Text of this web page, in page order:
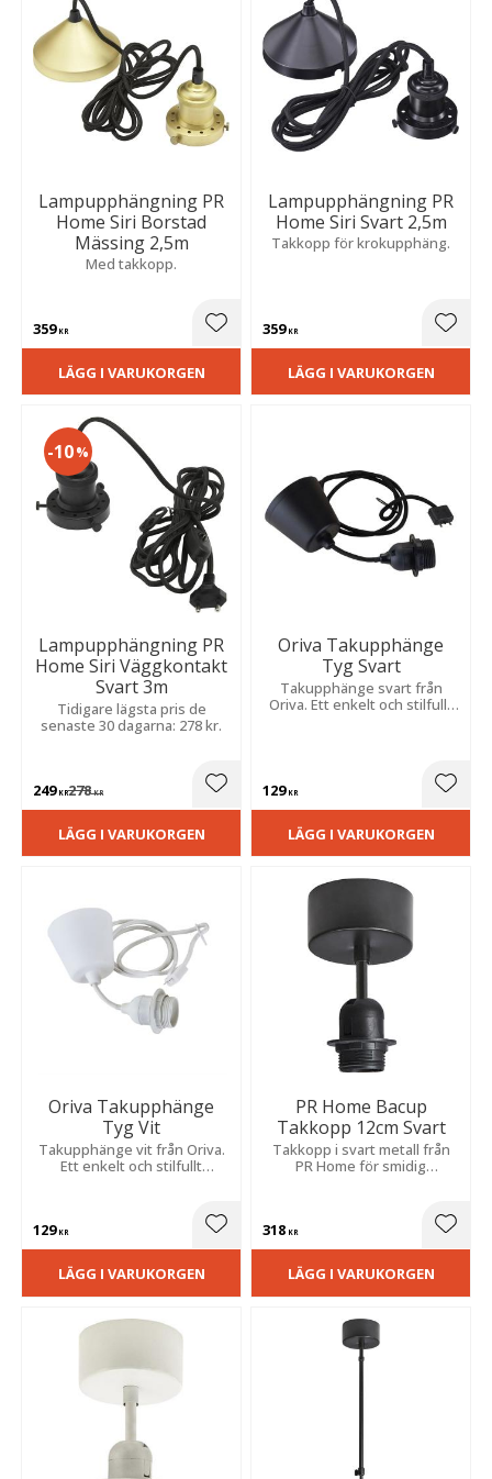
Lampupphängning PR
Home Siri Borstad
Mässing 2,5m
Med takkopp.
359KR Lägg till i favoriter
LÄGG I VARUKORGEN
Lampupphängning PR
Home Siri Svart 2,5m
Takkopp för krokupphäng.
359KR
LÄGG I VARUKORGEN
Lampupphängning PR
Home Siri Väggkontakt
Svart 3m
Tidigare lägsta pris de
senaste 30 dagarna: 278 kr.
249KR278KR
10%
Lägg till i favoriter
LÄGG I VARUKORGEN
Oriva Takupphänge
Tyg Svart
Takupphänge svart från
Oriva. Ett enkelt och stilfullt
129KR
LÄGG I VARUKORGEN
Oriva Takupphänge
Tyg Vit
Takupphänge vit från Oriva.
Ett enkelt och stilfullt
129KR Lägg till i favoriter
LÄGG I VARUKORGEN
PR Home Bacup
Takkopp 12cm Svart
Takkopp i svart metall från
PR Home för smidig
318 KR
LÄGG I VARUKORGEN